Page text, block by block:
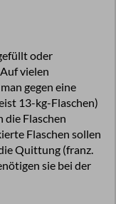
oder
vielen
gegen eine
13-kg-Flaschen)
die Flaschen
Flaschen sollen
Quittung (franz.
sie bei der